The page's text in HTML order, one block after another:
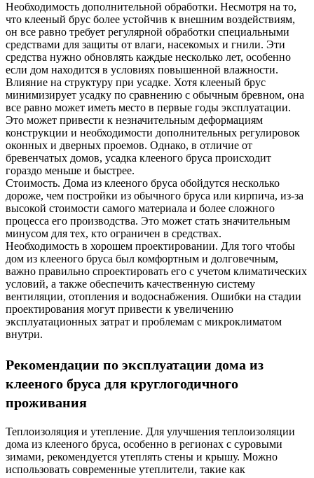
Необходимость дополнительной обработки. Несмотря на то,
что клееный брус более устойчив к внешним воздействиям,
он все равно требует регулярной обработки специальными
средствами для защиты от влаги, насекомых и гнили. Эти
средства нужно обновлять каждые несколько лет, особенно
если дом находится в условиях повышенной влажности.
Влияние на структуру при усадке. Хотя клееный брус
минимизирует усадку по сравнению с обычным бревном, она
все равно может иметь место в первые годы эксплуатации.
Это может привести к незначительным деформациям
конструкции и необходимости дополнительных регулировок
оконных и дверных проемов. Однако, в отличие от
бревенчатых домов, усадка клееного бруса происходит
гораздо меньше и быстрее.
Стоимость. Дома из клееного бруса обойдутся несколько
дороже, чем постройки из обычного бруса или кирпича, из-за
высокой стоимости самого материала и более сложного
процесса его производства. Это может стать значительным
минусом для тех, кто ограничен в средствах.
Необходимость в хорошем проектировании. Для того чтобы
дом из клееного бруса был комфортным и долговечным,
важно правильно спроектировать его с учетом климатических
условий, а также обеспечить качественную систему
вентиляции, отопления и водоснабжения. Ошибки на стадии
проектирования могут привести к увеличению
эксплуатационных затрат и проблемам с микроклиматом
внутри.
Рекомендации по эксплуатации дома из
клееного бруса для круглогодичного
проживания
Теплоизоляция и утепление. Для улучшения теплоизоляции
дома из клееного бруса, особенно в регионах с суровыми
зимами, рекомендуется утеплять стены и крышу. Можно
использовать современные утеплители, такие как